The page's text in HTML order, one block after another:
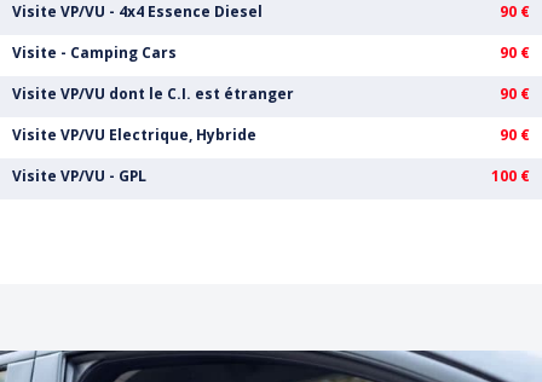
Visite VP/VU - 4x4 Essence Diesel 90 €
Visite - Camping Cars 90 €
Visite VP/VU dont le C.I. est étranger 90 €
Visite VP/VU Electrique, Hybride 90 €
Visite VP/VU - GPL 100 €